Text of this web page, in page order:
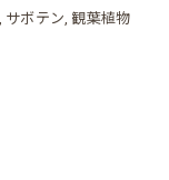
サボテン 観葉植物